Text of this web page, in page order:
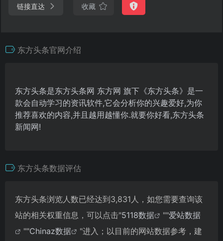
链接直达 收藏
东方头条官网介绍
东方头条是东方头条网 东方网 旗下《东方头条》是一
款会自动学习的资讯软件,它会分析你的兴趣爱好,为你
推荐喜欢的内容,并且越用越懂你.就要你好看,东方头条
新闻网!
东方头条数据评估
东方头条浏览人数已经达到3,831人，如您需要查询该
站的相关权重信息，可以点击"5118数据 ""爱站数据
""Chinaz数据
"进入；以目前的网站数据参考，建